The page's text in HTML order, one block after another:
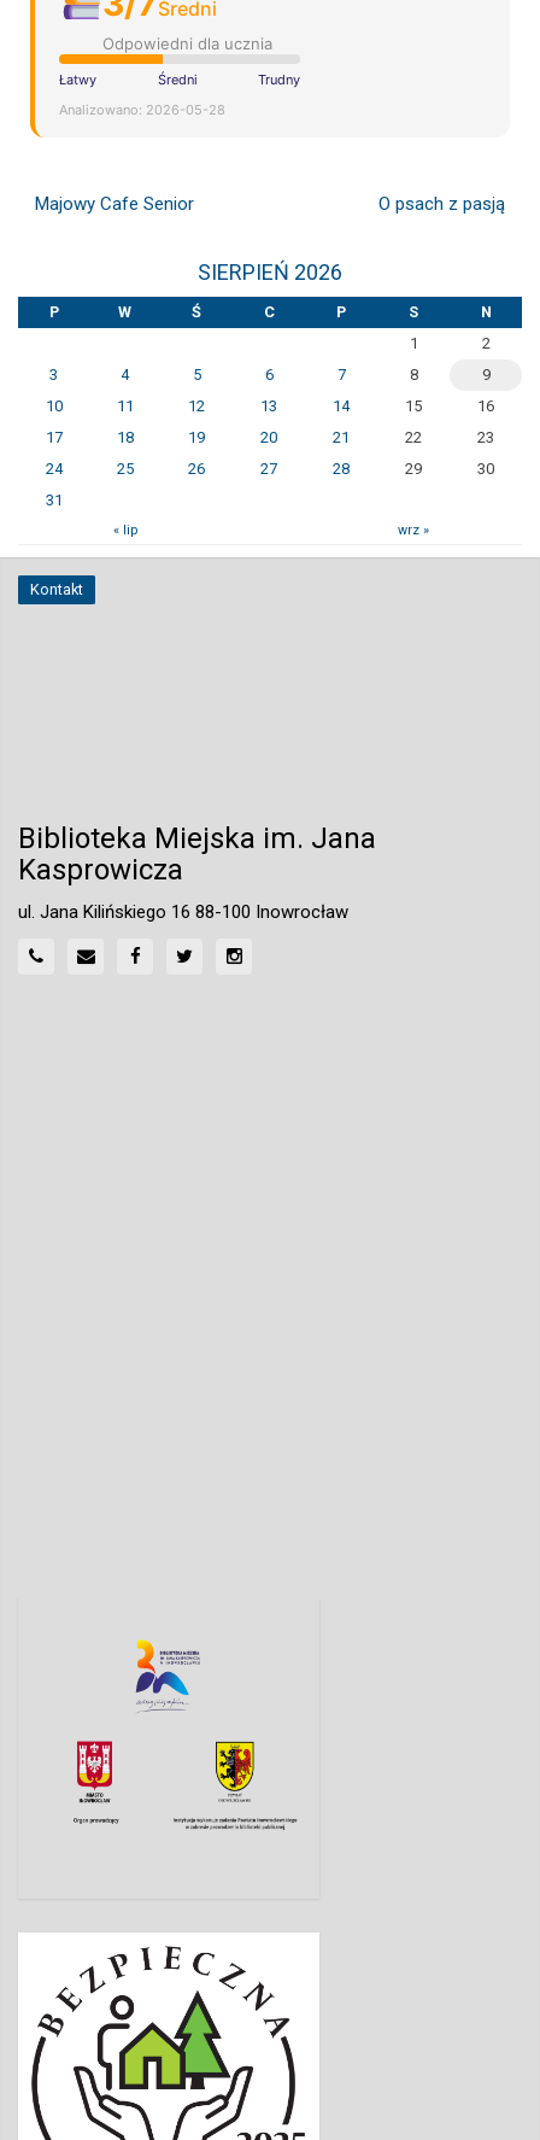
Średni
Odpowiedni dla ucznia
Łatwy Średni
Trudny
Analizowano: 2026-05-28
Majowy Cafe Senior O psach z pasją
SIERPIEŃ 2026
P W Ś C P S
N
1
2
3
4 5 6 7 8
9
10
11 12 13 14 15
16
17
18 19 20 21 22
23
24
25 26 27 28 29
30
31
« lip wrz »
Kontakt
Biblioteka Miejska im. Jana
Kasprowicza
ul. Jana Kilińskiego 16 88-100 Inowrocław